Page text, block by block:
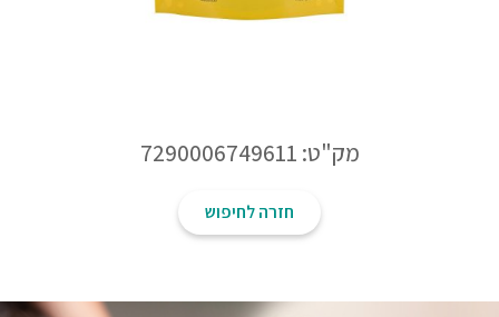
מק"ט: 7290006749611
חזרה לחיפוש